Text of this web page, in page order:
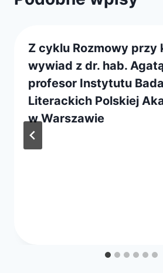
Z cyklu Rozmowy przy
wywiad z dr. hab.
profesor Instytutu
Literackich Polskiej
w Warszawie
Przez
8 maja 2019